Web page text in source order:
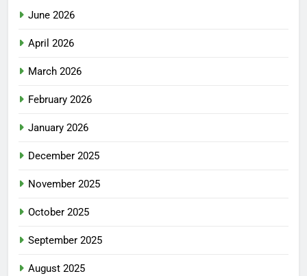
June 2026
April 2026
March 2026
February 2026
January 2026
December 2025
November 2025
October 2025
September 2025
August 2025